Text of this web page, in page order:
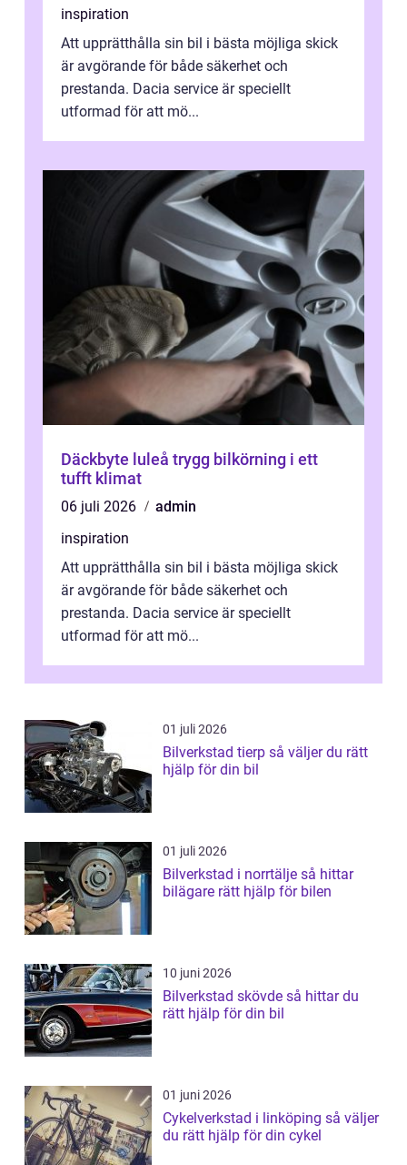
inspiration
Att upprätthålla sin bil i bästa möjliga skick
är avgörande för både säkerhet och
prestanda. Dacia service är speciellt
utformad för att mö...
Däckbyte luleå trygg bilkörning i ett
tufft klimat
06 juli 2026
admin
inspiration
Att upprätthålla sin bil i bästa möjliga skick
är avgörande för både säkerhet och
prestanda. Dacia service är speciellt
utformad för att mö...
01 juli 2026
Bilverkstad tierp så väljer du rätt
hjälp för din bil
01 juli 2026
Bilverkstad i norrtälje så hittar
bilägare rätt hjälp för bilen
10 juni 2026
Bilverkstad skövde så hittar du
rätt hjälp för din bil
01 juni 2026
Cykelverkstad i linköping så väljer
du rätt hjälp för din cykel